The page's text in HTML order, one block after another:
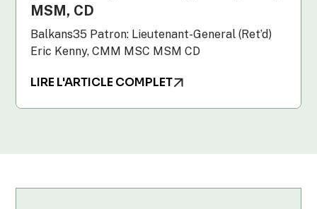
MSM, CD
Balkans35 Patron: Lieutenant-General (Ret’d)
Eric Kenny, CMM MSC MSM CD
LIRE L'ARTICLE COMPLET